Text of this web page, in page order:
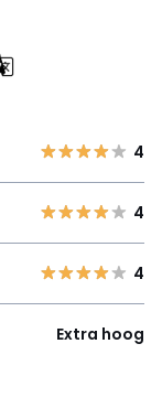
4
4
4
Extra hoog